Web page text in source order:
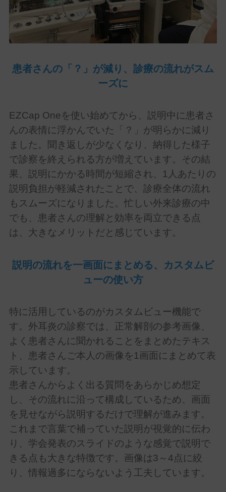
患者さんの「？」が減り、診療の流れがスム
ーズに
EZCap Oneを使い始めてから、説明中に患者さ
んの表情に浮かんでいた「？」が明らかに減り
ました。聞き返しが少なくなり、納得した様子
で診察を終えられる方が増えています。その結
果、説明にかかる時間が短縮され、
1 人あたりの
説明負担が軽減されたことで、診療全体の流れ
もスムーズになりました。忙しい外来診療の中
でも、患者さんの理解と効率を両立できる点
は、大きなメリットだと感じています。
説明の流れを一画面にまとめる、カスタムビ
ューの使い方
特に活用しているのがカスタムビュー機能で
す。外耳炎の診察では、正常解剖の参考画像、
よく患者さんに聞かれることをまとめたテキス
ト、患者さんご本人の画像を1 画面にまとめて表
示しています。
患者さんからよく出る質問をあらかじめ想定
し、その流れに沿って構成しているため、画面
を見せながら説明するだけで理解が進みます。
これまで言葉で補っていた説明が視覚的に伝わ
り、学会発表のスライドのような感覚で説明で
きる点も大きな特徴です。画像は3 ～4点に絞
り、情報過多にならないよう工夫しています。